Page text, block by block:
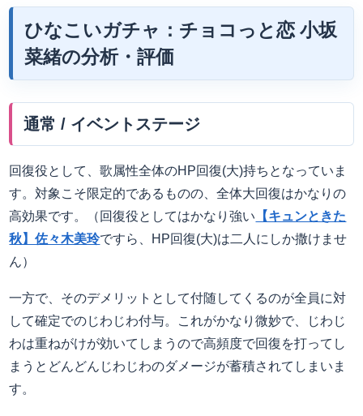
ひなこいガチャ：チョコっと恋小坂
菜緒の分析・評価
通常 / イベントステージ
回復役として、歌属性全体のHP回復(大)持ちとなっていま
す。対象こそ限定的であるものの、全体大回復はかなりの
高効果です。（回復役としてはかなり強い 【キュンときた
秋】佐々木美玲ですら、HP回復(大)は二人にしか撒けませ
ん）
一方で、そのデメリットとして付随してくるのが全員に対
して確定でのじわじわ付与。これがかなり微妙で、じわじ
わは重ねがけが効いてしまうので高頻度で回復を打ってし
まうとどんどんじわじわのダメージが蓄積されてしまいま
す。